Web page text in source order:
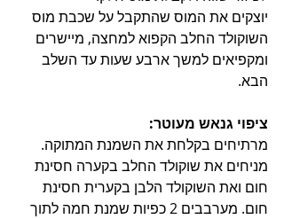
יוצקים את המוס שהתקבל על שכבת מוס
השוקולד החלב הקפוא למחצה, מיישרים
ומקפיאים למשך ארבע שעות עד השלב
הבא.
ציפוי גנאש מעוטר:
מרתיחים בקלחת את השמנת המתוקה.
מניחים את שוקולד החלב בקערה חסינת
חום ואת השוקולד הלבן בקערית חסינת
חום. מערבבים 2 כפיות שמנת חמה לתוך